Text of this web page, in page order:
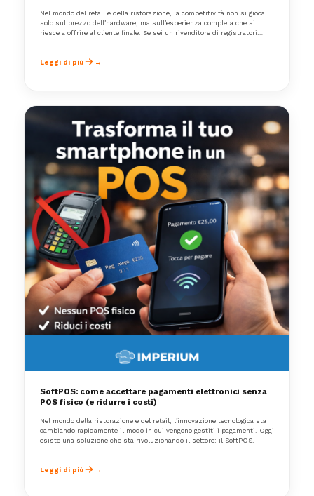
Nel mondo del retail e della ristorazione, la competitività non si gioca
solo sul prezzo dell’hardware, ma sull’esperienza completa che si
riesce a offrire al cliente finale. Se sei un rivenditore di registratori
software gestionale.
Leggi di più
SoftPOS: come accettare pagamenti elettronici senza
POS fisico (e ridurre i costi)
Nel mondo della ristorazione e del retail, l’innovazione tecnologica sta
cambiando rapidamente il modo in cui vengono gestiti i pagamenti. Oggi
esiste una soluzione che sta rivoluzionando il settore: il SoftPOS.
Leggi di più